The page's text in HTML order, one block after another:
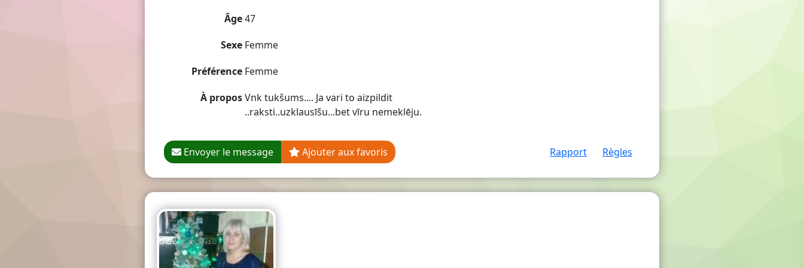
Âge47
Sexe Femme
Préférence Femme
À proposVnk tukšums.... Ja vari to aizpildit
..raksti..uzklausīšu...bet vīru nemeklēju.
Envoyer le message Ajouter aux favoris Rapport Règles